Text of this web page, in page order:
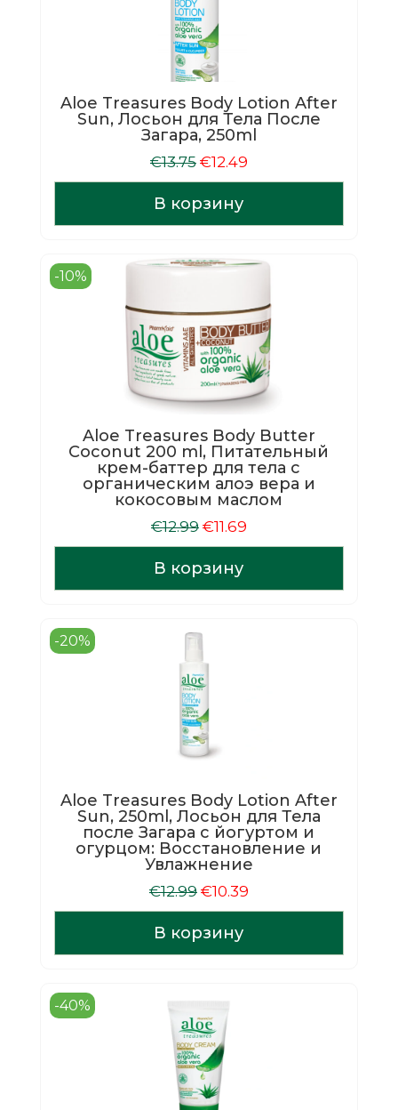
Aloe Treasures Body Lotion After
Sun, Лосьон для Тела После
Загара, 250ml
€13.75 Первоначальная
цена
составляла
€13.75.
€12.49Текущая
цена:
В корзину
-10%
Aloe Treasures Body Butter
Coconut 200 ml, Питательный
крем-баттер для тела с
органическим алоэ вера и
кокосовым маслом
€12.99 Первоначальная
цена
составляла
€12.99.
€11.69Текущая
цена:
В корзину
-20%
Aloe Treasures Body Lotion After
Sun, 250ml, Лосьон для Тела
после Загара с йогуртом и
огурцом: Восстановление и
Увлажнение
€12.99 Первоначальная
цена
составляла
€12.99.
€10.39Текущая
цена:
В корзину
-40%